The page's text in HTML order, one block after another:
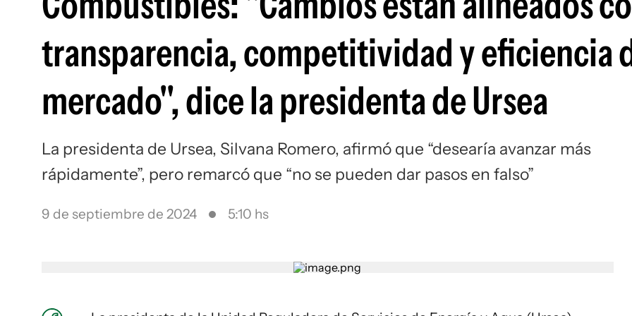
transparencia, competitividad y eficiencia
mercado", dice la presidenta de Ursea
La presidenta de Ursea, Silvana Romero, afirmó que “desearía avanzar más
rápidamente”, pero remarcó que “no se pueden dar pasos en falso”
9 de septiembre de 2024 5:10 hs